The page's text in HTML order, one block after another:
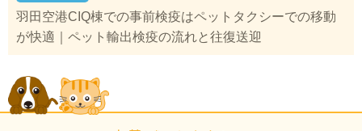
羽田空港CIQ棟での事前検疫はペットタクシーでの移動
が快適｜ペット輸出検疫の流れと往復送迎